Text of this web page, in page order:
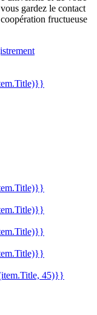
gardez le contact
fructueuse
45)}}